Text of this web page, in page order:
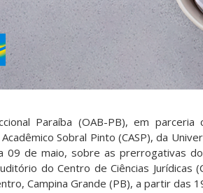
Paraíba (OAB-PB), em parceria
Sobral Pinto (CASP), da
09 de maio, sobre as prerrogativas
do Centro de Ciências Jurídicas
Campina Grande (PB), a partir das